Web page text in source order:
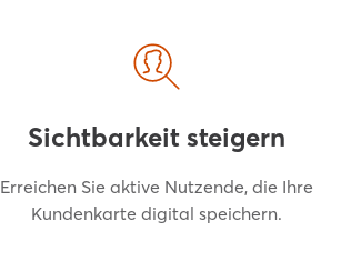
Sichtbarkeit steigern
Erreichen Sie aktive Nutzende, die Ihre
Kundenkarte digital speichern.